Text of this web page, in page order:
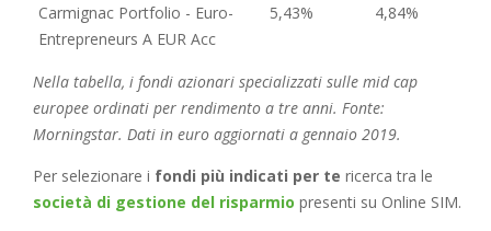
Carmignac Portfolio - Euro-
Entrepreneurs A EUR Acc
5,43% 4,84%
Nella tabella, i fondi azionari specializzati sulle mid cap
europee ordinati per rendimento a tre anni. Fonte:
Morningstar. Dati in euro aggiornati a gennaio 2019.
Per selezionare i fondi più indicati per te ricerca tra le
società di gestione del risparmio presenti su Online SIM.